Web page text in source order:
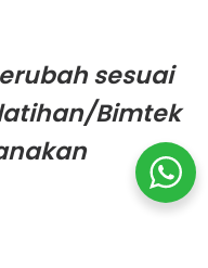
sesuai
Bimtek